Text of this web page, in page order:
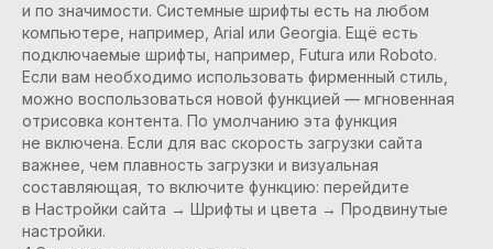
и по значимости. Системные шрифты есть на любом
компьютере, например, Arial или Georgia. Ещё есть
подключаемые шрифты, например, Futura или Roboto.
Если вам необходимо использовать фирменный стиль,
можно воспользоваться новой функцией — мгновенная
отрисовка контента. По умолчанию эта функция
не включена. Если для вас скорость загрузки сайта
важнее, чем плавность загрузки и визуальная
составляющая, то включите функцию: перейдите
в Настройки сайта → Шрифты и цвета → Продвинутые
настройки.